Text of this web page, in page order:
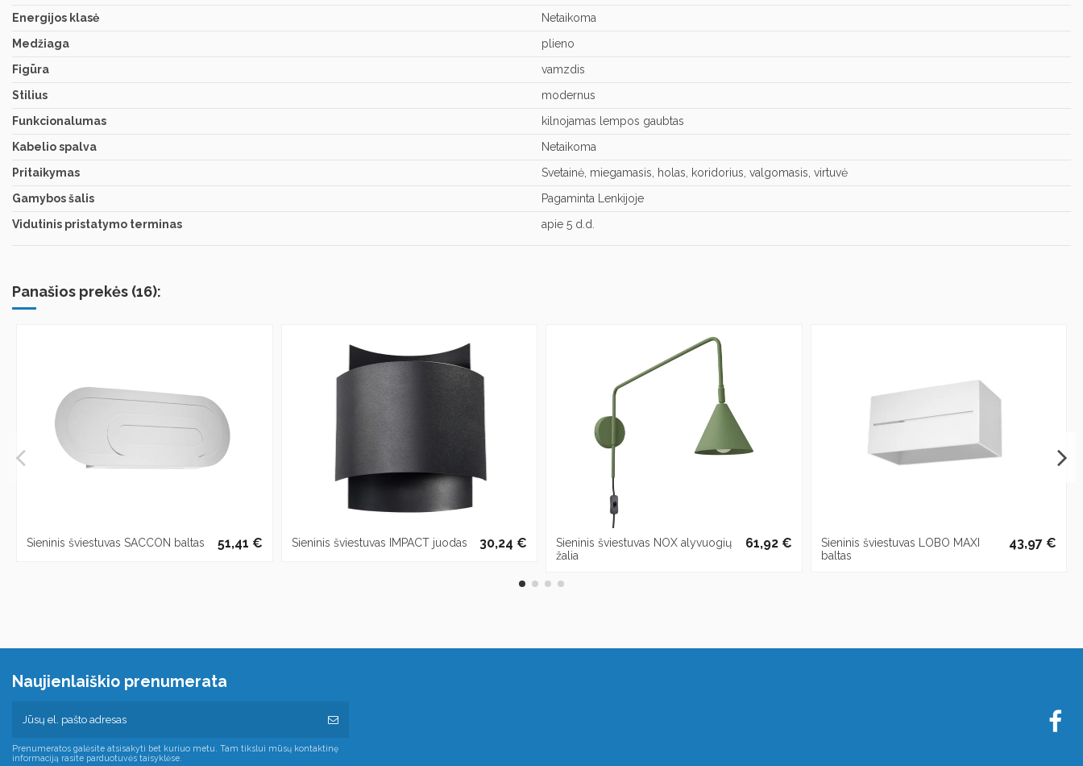
Energijos klasė
Netaikoma
Medžiaga
plieno
Figūra
vamzdis
Stilius
modernus
Funkcionalumas
kilnojamas lempos gaubtas
Kabelio spalva
Netaikoma
Pritaikymas
Svetainė, miegamasis, holas, koridorius, valgomasis, virtuvė
Gamybos šalis
Pagaminta Lenkijoje
Vidutinis pristatymo terminas
apie 5 d.d.
Panašios prekės (16):
Sieninis šviestuvas SACCON baltas 51,41 € Sieninis šviestuvas IMPACT juodas 30,24 €
Sieninis šviestuvas NOX alyvuogių
žalia
61,92 €
Sieninis šviestuvas LOBO MAXI
baltas
43,97 €
Naujienlaiškio prenumerata
Prenumeratos galėsite atsisakyti bet kuriuo metu. Tam tikslui mūsų kontaktinę
informaciją rasite parduotuvės taisyklėse.